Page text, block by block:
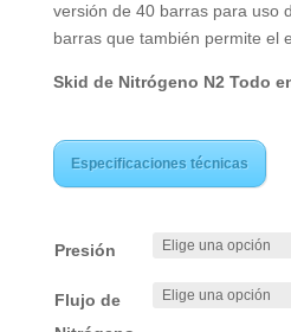
versión de 40 barras para uso
barras que también permite el
Skid de Nitrógeno N2 Todo
Especificaciones técnicas
Presión
Flujo de